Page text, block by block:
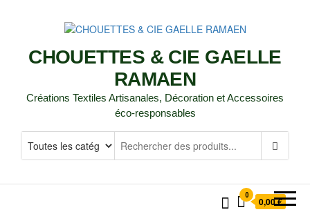
CHOUETTES & CIE GAELLE
RAMAEN
Créations Textiles Artisanales, Décoration et Accessoires
éco-responsables
0
0,00 €